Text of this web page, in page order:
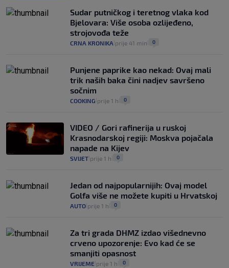
automobilom na Hvar iz Zagreba, a
koliko iz Osijeka
VIJESTI 14
Sudar putničkog i teretnog vlaka kod
Bjelovara: Više osoba ozlijeđeno,
strojovođa teže
CRNA KRONIKA prije 41 min 0
Punjene paprike kao nekad: Ovaj mali
trik naših baka čini nadjev savršeno
sočnim
COOKING prije 1 h 0
VIDEO / Gori rafinerija u ruskoj
Krasnodarskoj regiji: Moskva pojačala
napade na Kijev
SVIJET prije 1 h 0
Jedan od najpopularnijih: Ovaj model
Golfa više ne možete kupiti u Hrvatskoj
AUTO prije 1 h 0
Za tri grada DHMZ izdao višednevno
crveno upozorenje: Evo kad će se
smanjiti opasnost
VRIJEME prije 1 h 0